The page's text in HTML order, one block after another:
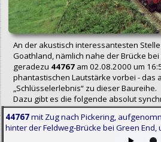
An der akustisch interessantesten
Goathland, nämlich nahe der Brücke bei
geradezu 44767am 02.08.2000 um
phantastischen Lautstärke vorbei - das
„Schlüsselerlebnis“ zu dieser Baureihe.
Dazu gibt es die folgende absolut
44767mit Zug nach Pickering,
hinter der Feldweg-Brücke bei Green End,